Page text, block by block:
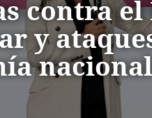
contra el
y
nacional